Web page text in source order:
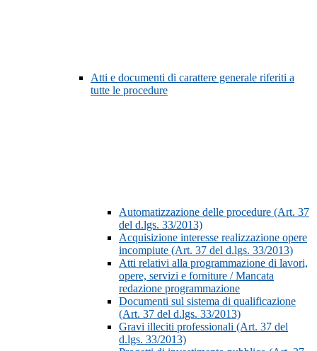
Atti e documenti di carattere generale riferiti a
tutte le procedure
Automatizzazione delle procedure (Art. 37
del d.lgs. 33/2013)
Acquisizione interesse realizzazione opere
incompiute (Art. 37 del d.lgs. 33/2013)
Atti relativi alla programmazione di lavori,
opere, servizi e forniture / Mancata
redazione programmazione
Documenti sul sistema di qualificazione
(Art. 37 del d.lgs. 33/2013)
Gravi illeciti professionali (Art. 37 del
d.lgs. 33/2013)